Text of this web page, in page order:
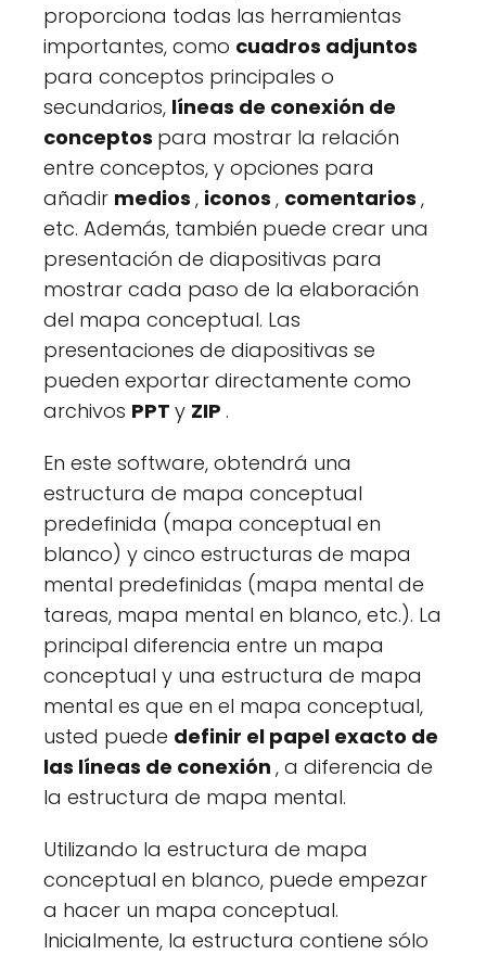
proporciona todas las herramientas
importantes, como cuadros adjuntos
para conceptos principales o
secundarios, líneas de conexión de
conceptos para mostrar la relación
entre conceptos, y opciones para
añadir medios , iconos , comentarios ,
etc. Además, también puede crear una
presentación de diapositivas para
mostrar cada paso de la elaboración
del mapa conceptual. Las
presentaciones de diapositivas se
pueden exportar directamente como
archivos PPT y ZIP .
En este software, obtendrá una
estructura de mapa conceptual
predefinida (mapa conceptual en
blanco) y cinco estructuras de mapa
mental predefinidas (mapa mental de
tareas, mapa mental en blanco, etc.). La
principal diferencia entre un mapa
conceptual y una estructura de mapa
mental es que en el mapa conceptual,
usted puede definir el papel exacto de
las líneas de conexión , a diferencia de
la estructura de mapa mental.
Utilizando la estructura de mapa
conceptual en blanco, puede empezar
a hacer un mapa conceptual.
Inicialmente, la estructura contiene sólo